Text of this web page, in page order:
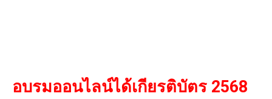
อบรมออนไลน์ได้เกียรติบัตร 2568